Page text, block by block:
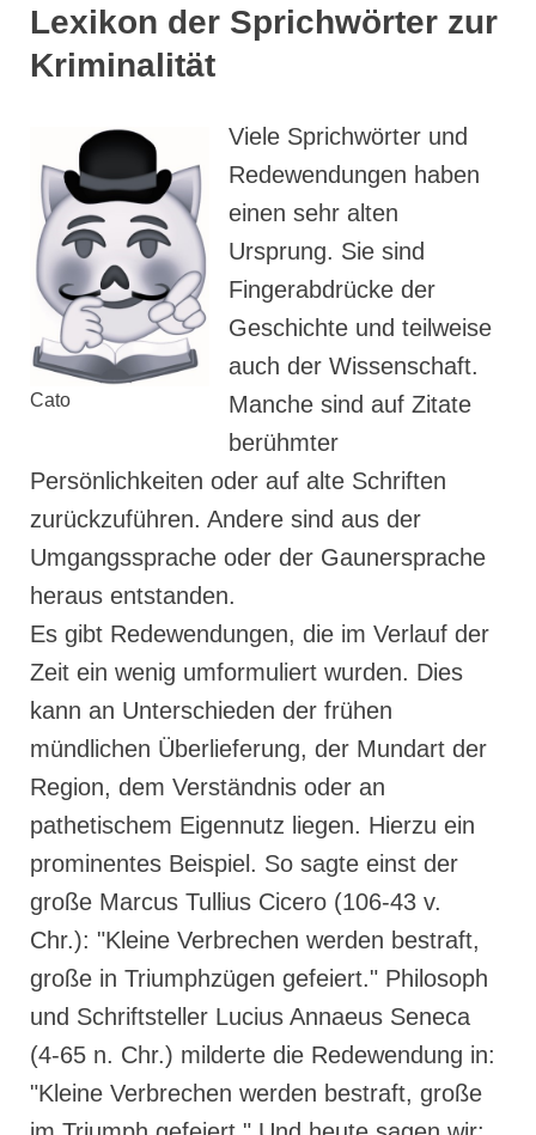
Lexikon der Sprichwörter zur
Kriminalität
Cato
Viele Sprichwörter und
Redewendungen haben
einen sehr alten
Ursprung. Sie sind
Fingerabdrücke der
Geschichte und teilweise
auch der Wissenschaft.
Manche sind auf Zitate
berühmter
Persönlichkeiten oder auf alte Schriften
zurückzuführen. Andere sind aus der
Umgangssprache oder der Gaunersprache
heraus entstanden.
Es gibt Redewendungen, die im Verlauf der
Zeit ein wenig umformuliert wurden. Dies
kann an Unterschieden der frühen
mündlichen Überlieferung, der Mundart der
Region, dem Verständnis oder an
pathetischem Eigennutz liegen. Hierzu ein
prominentes Beispiel. So sagte einst der
große Marcus Tullius Cicero (106-43 v.
Chr.): "Kleine Verbrechen werden bestraft,
große in Triumphzügen gefeiert." Philosoph
und Schriftsteller Lucius Annaeus Seneca
(4-65 n. Chr.) milderte die Redewendung in:
"Kleine Verbrechen werden bestraft, große